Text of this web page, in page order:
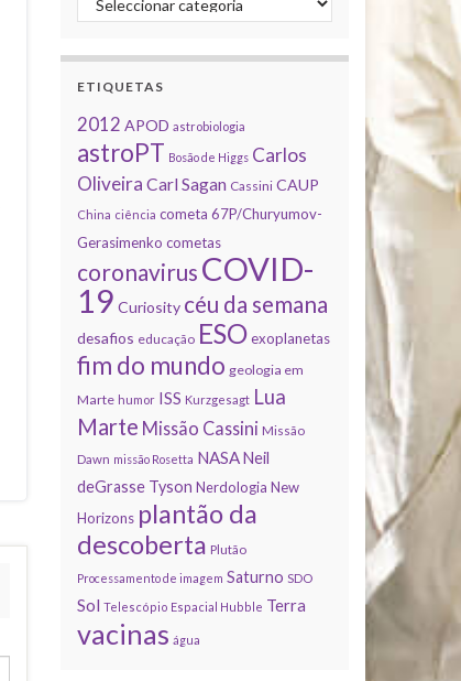
ETIQUETAS
2012 APOD astrobiologia
astroPT Bosão de Higgs Carlos
Oliveira Carl Sagan Cassini CAUP
China ciência cometa 67P/Churyumov-
Gerasimenko cometas
coronavirus COVID-
19 Curiosity céu da semana
desafios educação ESO exoplanetas
fim do mundo geologia em
Marte humor ISS Kurzgesagt Lua
Marte Missão Cassini Missão
Dawn missão Rosetta NASA Neil
deGrasse Tyson Nerdologia New
Horizons plantão da
descoberta Plutão
Processamento de imagem Saturno SDO
Sol Telescópio Espacial Hubble Terra
vacinas água